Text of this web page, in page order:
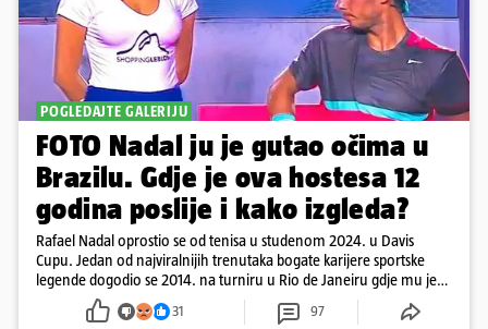
POGLEDAJTE GALERIJU
FOTO Nadal ju je gutao očima u
Brazilu. Gdje je ova hostesa 12
godina poslije i kako izgleda?
Rafael Nadal oprostio se od tenisa u studenom 2024. u Davis
Cupu. Jedan od najviralnijih trenutaka bogate karijere sportske
legende dogodio se 2014. na turniru u Rio de Janeiru gdje mu je
pažnju odvlačila ljepotica iza klupe
31 97